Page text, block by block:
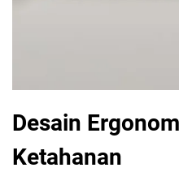
Desain
Ketahanan